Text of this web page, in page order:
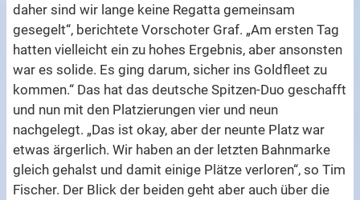
daher sind wir lange keine Regatta gemeinsam
gesegelt“, berichtete Vorschoter Graf. „Am ersten Tag
hatten vielleicht ein zu hohes Ergebnis, aber ansonsten
war es solide. Es ging darum, sicher ins Goldfleet zu
kommen.“ Das hat das deutsche Spitzen-Duo geschafft
und nun mit den Platzierungen vier und neun
nachgelegt. „Das ist okay, aber der neunte Platz war
etwas ärgerlich. Wir haben an der letzten Bahnmarke
gleich gehalst und damit einige Plätze verloren“, so Tim
Fischer. Der Blick der beiden geht aber auch über die